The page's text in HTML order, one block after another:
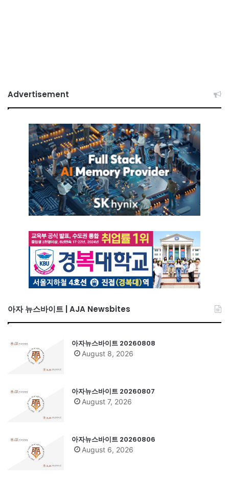
Advertisement
아자 뉴스바이트 | AJA Newsbites
아자뉴스바이트 20260808
August 8, 2026
아자뉴스바이트 20260807
August 7, 2026
아자뉴스바이트 20260806
August 6, 2026